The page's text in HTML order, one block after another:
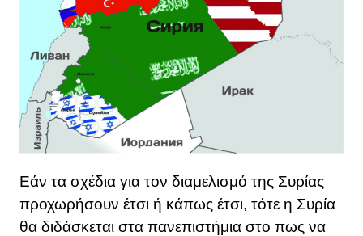
Εάν τα σχέδια για τον διαμελισμό της Συρίας
προχωρήσουν έτσι ή κάπως έτσι, τότε η Συρία
θα διδάσκεται στα πανεπιστήμια στο πως να